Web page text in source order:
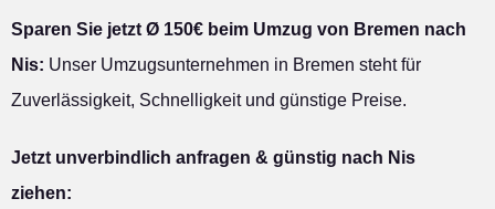
Sparen Sie jetzt Ø 150€ beim Umzug von Bremen nach
Nis: Unser Umzugsunternehmen in Bremen steht für
Zuverlässigkeit, Schnelligkeit und günstige Preise.
Jetzt unverbindlich anfragen & günstig nach Nis
ziehen: